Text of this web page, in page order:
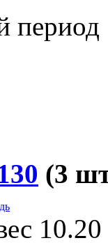
период
(3